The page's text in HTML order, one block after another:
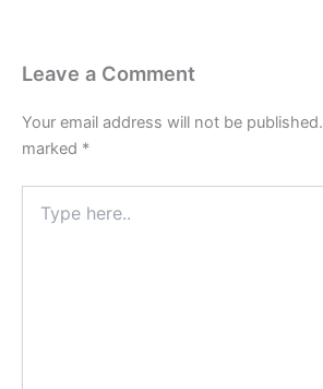
Leave a Comment
Your email address will not be published.
marked *
here..